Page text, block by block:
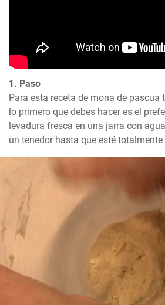
1. Paso
Para esta receta de mona de
lo primero que debes hacer es el
levadura fresca en una jarra con
un tenedor hasta que esté